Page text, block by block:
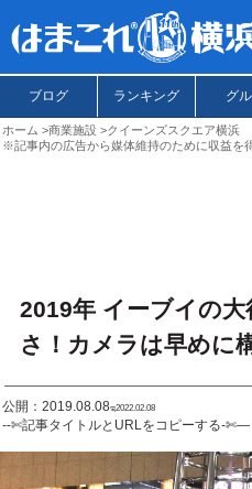
ブログ ランキング グ
ホーム 商業施設
クイーンズスクエア横浜
※記事内の広告から媒体維持のために収益を
2019年 イーブイの
さ！カメラは早めに
公開：2019.08.08ಇ2022.02.08
--✄記事タイトルとURLをコピーする-✄—